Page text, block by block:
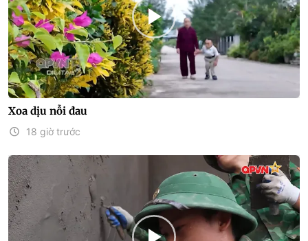
Xoa dịu nỗi đau
18 giờ trước